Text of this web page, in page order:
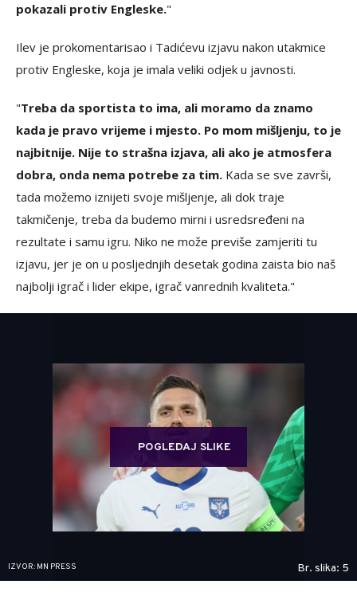
pokazali protiv Engleske."
Ilev je prokomentarisao i Tadićevu izjavu nakon utakmice
protiv Engleske, koja je imala veliki odjek u javnosti.
"Treba da sportista to ima, ali moramo da znamo
kada je pravo vrijeme i mjesto. Po mom mišljenju, to je
najbitnije. Nije to strašna izjava, ali ako je atmosfera
dobra, onda nema potrebe za tim. Kada se sve završi,
tada možemo iznijeti svoje mišljenje, ali dok traje
takmičenje, treba da budemo mirni i usredsređeni na
rezultate i samu igru. Niko ne može previše zamjeriti tu
izjavu, jer je on u posljednjih desetak godina zaista bio naš
najbolji igrač i lider ekipe, igrač vanrednih kvaliteta."
POGLEDAJ SLIKE
IZVOR: MN PRESS Br. slika: 5